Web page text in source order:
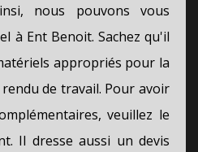
nous pouvons vous
à Ent Benoit. Sachez qu'il
appropriés pour la
de travail. Pour avoir
veuillez le
Il dresse aussi un devis